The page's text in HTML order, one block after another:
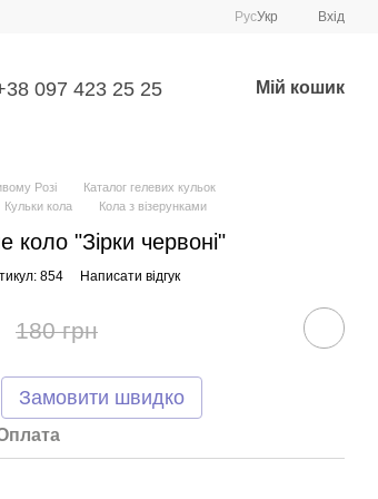
РусУкр Вхід
097 423 25 25 Мій кошик
Розі
Каталог гелевих кульок
Кульки кола Кола з візерунками
коло "Зірки червоні"
854 Написати відгук
180 грн
Замовити швидко